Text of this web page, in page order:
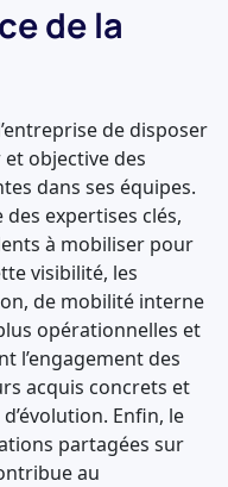
de la
de disposer
objective des
dans ses équipes.
expertises clés,
à mobiliser pour
visibilité, les
de mobilité interne
opérationnelles et
l’engagement des
acquis concrets et
Enfin, le
partagées sur
au